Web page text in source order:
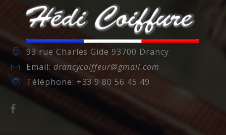
93 rue Charles Gide 93700 Drancy
Email: drancycoiffeur@gmail.com
Téléphone: +33 9 80 56 45 49